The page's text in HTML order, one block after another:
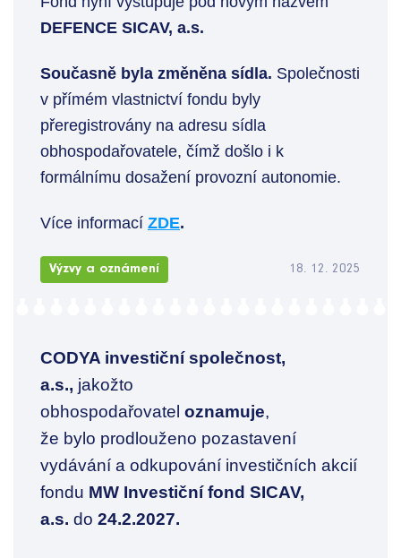
DEFENCE SICAV, a.s.
Současně byla změněna sídla. Společnosti
v přímém vlastnictví fondu byly
přeregistrovány na adresu sídla
obhospodařovatele, čímž došlo i k
formálnímu dosažení provozní autonomie.
Více informací ZDE.
Výzvy a oznámení 18. 12. 2025
CODYA investiční společnost,
a.s., jakožto
obhospodařovatel oznamuje,
že bylo prodlouženo pozastavení
vydávání a odkupování investičních akcií
fondu MW Investiční fond SICAV,
a.s. do 24.2.2027.